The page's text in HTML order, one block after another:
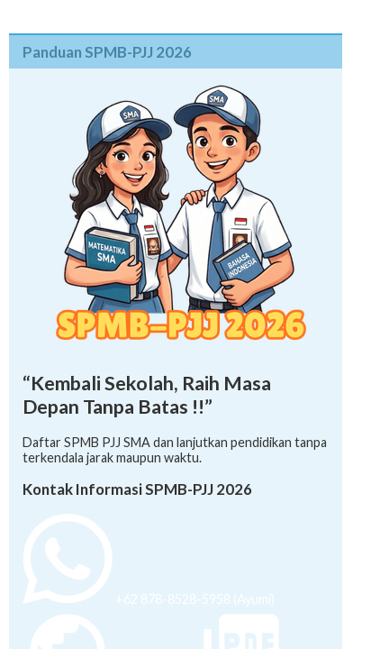
Panduan SPMB-PJJ 2026
“Kembali Sekolah, Raih Masa
Depan Tanpa Batas !!”
Daftar SPMB PJJ SMA dan lanjutkan pendidikan tanpa
terkendala jarak maupun waktu.
Kontak Informasi SPMB-PJJ 2026
+62 878-8528-5958 (Ayumi)